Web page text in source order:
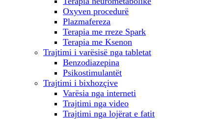
Oxyven procedurë
Plazmafereza
Terapia me rreze Spark
Terapia me Ksenon
Trajtimi i varësisë nga tabletat
Benzodiazepina
Psikostimulantët
Trajtimi i bixhozçive
Varësia nga interneti
Trajtimi nga video
Trajtimi nga lojërat e fatit